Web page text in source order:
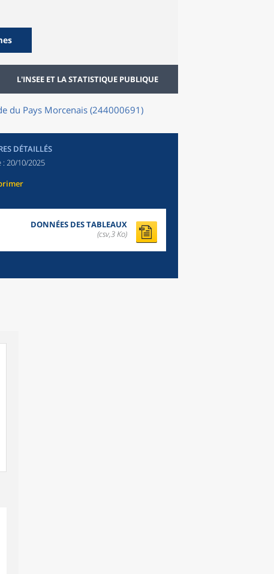
L'INSEE ET LA STATISTIQUE PUBLIQUE
du Pays Morcenais (244000691)
DÉTAILLÉS
: 20/10/2025
DONNÉES DES TABLEAUX
(csv,3 Ko)